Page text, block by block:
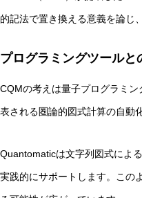
的記法で置き換える意義を論じ
プログラミングツールと
CQMの考えは量子プログラミン
表される圏論的図式計算の自動
Quantomaticは文字列図式によ
実践的にサポートします。この